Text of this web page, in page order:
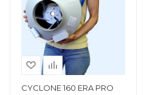
CYCLONE 160 ERA PRO